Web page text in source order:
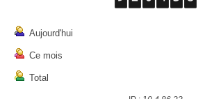
Aujourd'hui
Ce mois
Total